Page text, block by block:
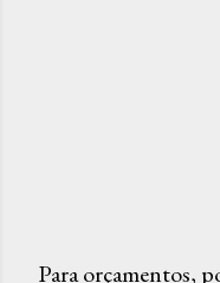
Para orçamentos,